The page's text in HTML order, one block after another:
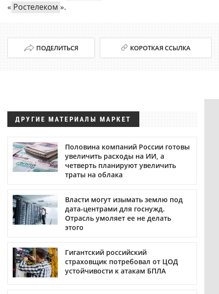
« Ростелеком ».
ПОДЕЛИТЬСЯ КОРОТКАЯ ССЫЛКА
ДРУГИЕ МАТЕРИАЛЫ МАРКЕТ
Половина компаний России готовы
увеличить расходы на ИИ, а
четверть планируют увеличить
траты на облака
Власти могут изымать землю под
дата-центрами для госнужд.
Отрасль умоляет ее не делать
этого
Гигантский российский
страховщик потребовал от ЦОД
устойчивости к атакам БПЛА